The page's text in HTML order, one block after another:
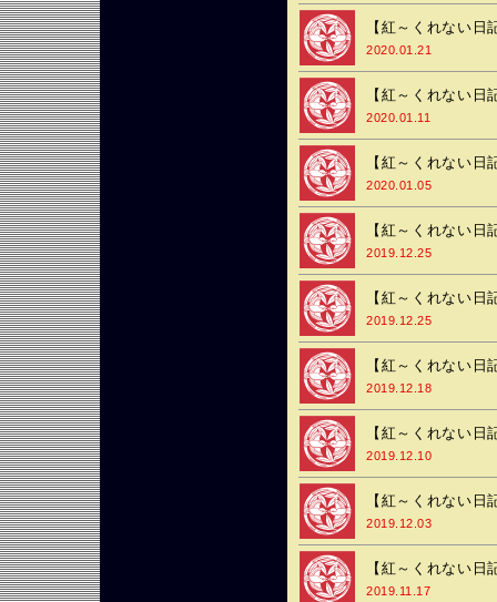
【紅～くれない
2020.01.21
【紅～くれない
2020.01.11
【紅～くれない
2020.01.05
【紅～くれない
2019.12.25
【紅～くれない
2019.12.25
【紅～くれない
2019.12.18
【紅～くれない
2019.12.10
【紅～くれない
2019.12.03
【紅～くれない
2019.11.17